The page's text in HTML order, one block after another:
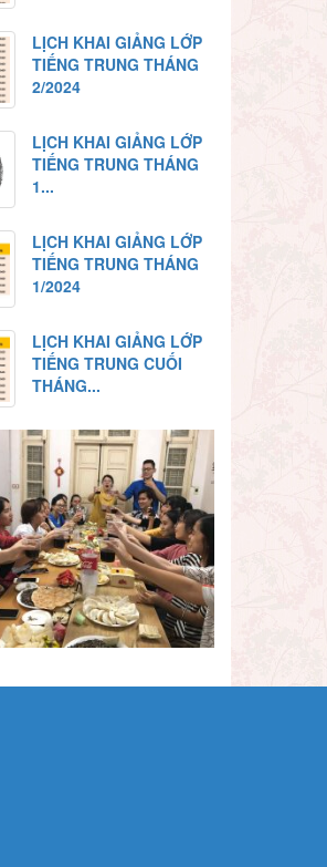
LỊCH KHAI GIẢNG LỚP
TIẾNG TRUNG THÁNG
2/2024
LỊCH KHAI GIẢNG LỚP
TIẾNG TRUNG THÁNG
1...
LỊCH KHAI GIẢNG LỚP
TIẾNG TRUNG THÁNG
1/2024
LỊCH KHAI GIẢNG LỚP
TIẾNG TRUNG CUỐI
THÁNG...